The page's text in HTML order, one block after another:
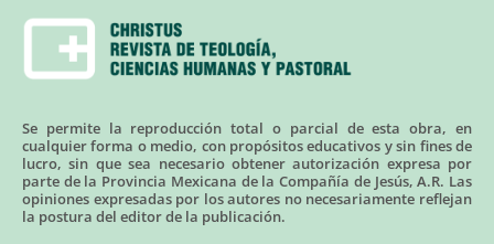
Se permite la reproducción total o parcial de esta obra, en
cualquier forma o medio, con propósitos educativos y sin fines de
lucro, sin que sea necesario obtener autorización expresa por
parte de la Provincia Mexicana de la Compañía de Jesús, A.R. Las
opiniones expresadas por los autores no necesariamente reflejan
la postura del editor de la publicación.